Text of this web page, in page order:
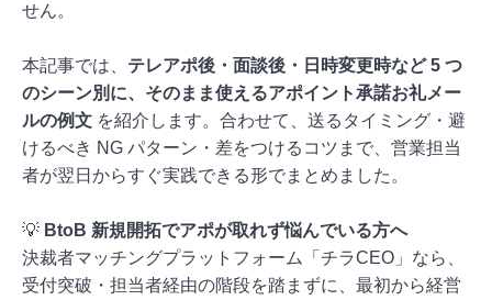
せん。
本記事では、 テレアポ後・面談後・日時変更時など 5 つ
のシーン別に、そのまま使えるアポイント承諾お礼メー
ルの例文 を紹介します。合わせて、送るタイミング・避
けるべき NG パターン・差をつけるコツまで、営業担当
者が翌日からすぐ実践できる形でまとめました。
💡 BtoB 新規開拓でアポが取れず悩んでいる方へ
決裁者マッチングプラットフォーム「チラCEO」なら、
受付突破・担当者経由の階段を踏まずに、最初から経営